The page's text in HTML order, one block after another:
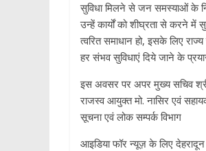
सुविधा मिलने से जन समस्याओं के
उन्हें कार्यों को शीघ्रता से करने
त्वरित समाधान हो, इसके लिए
हर संभव सुविधाएं दिये जाने के
इस अवसर पर अपर मुख्य सचिव
राजस्व आयुक्त मो. नासिर एवं
सूचना एवं लोक सम्पर्क विभाग
आइडिया फॉर न्यूज़ के लिए देहरादून